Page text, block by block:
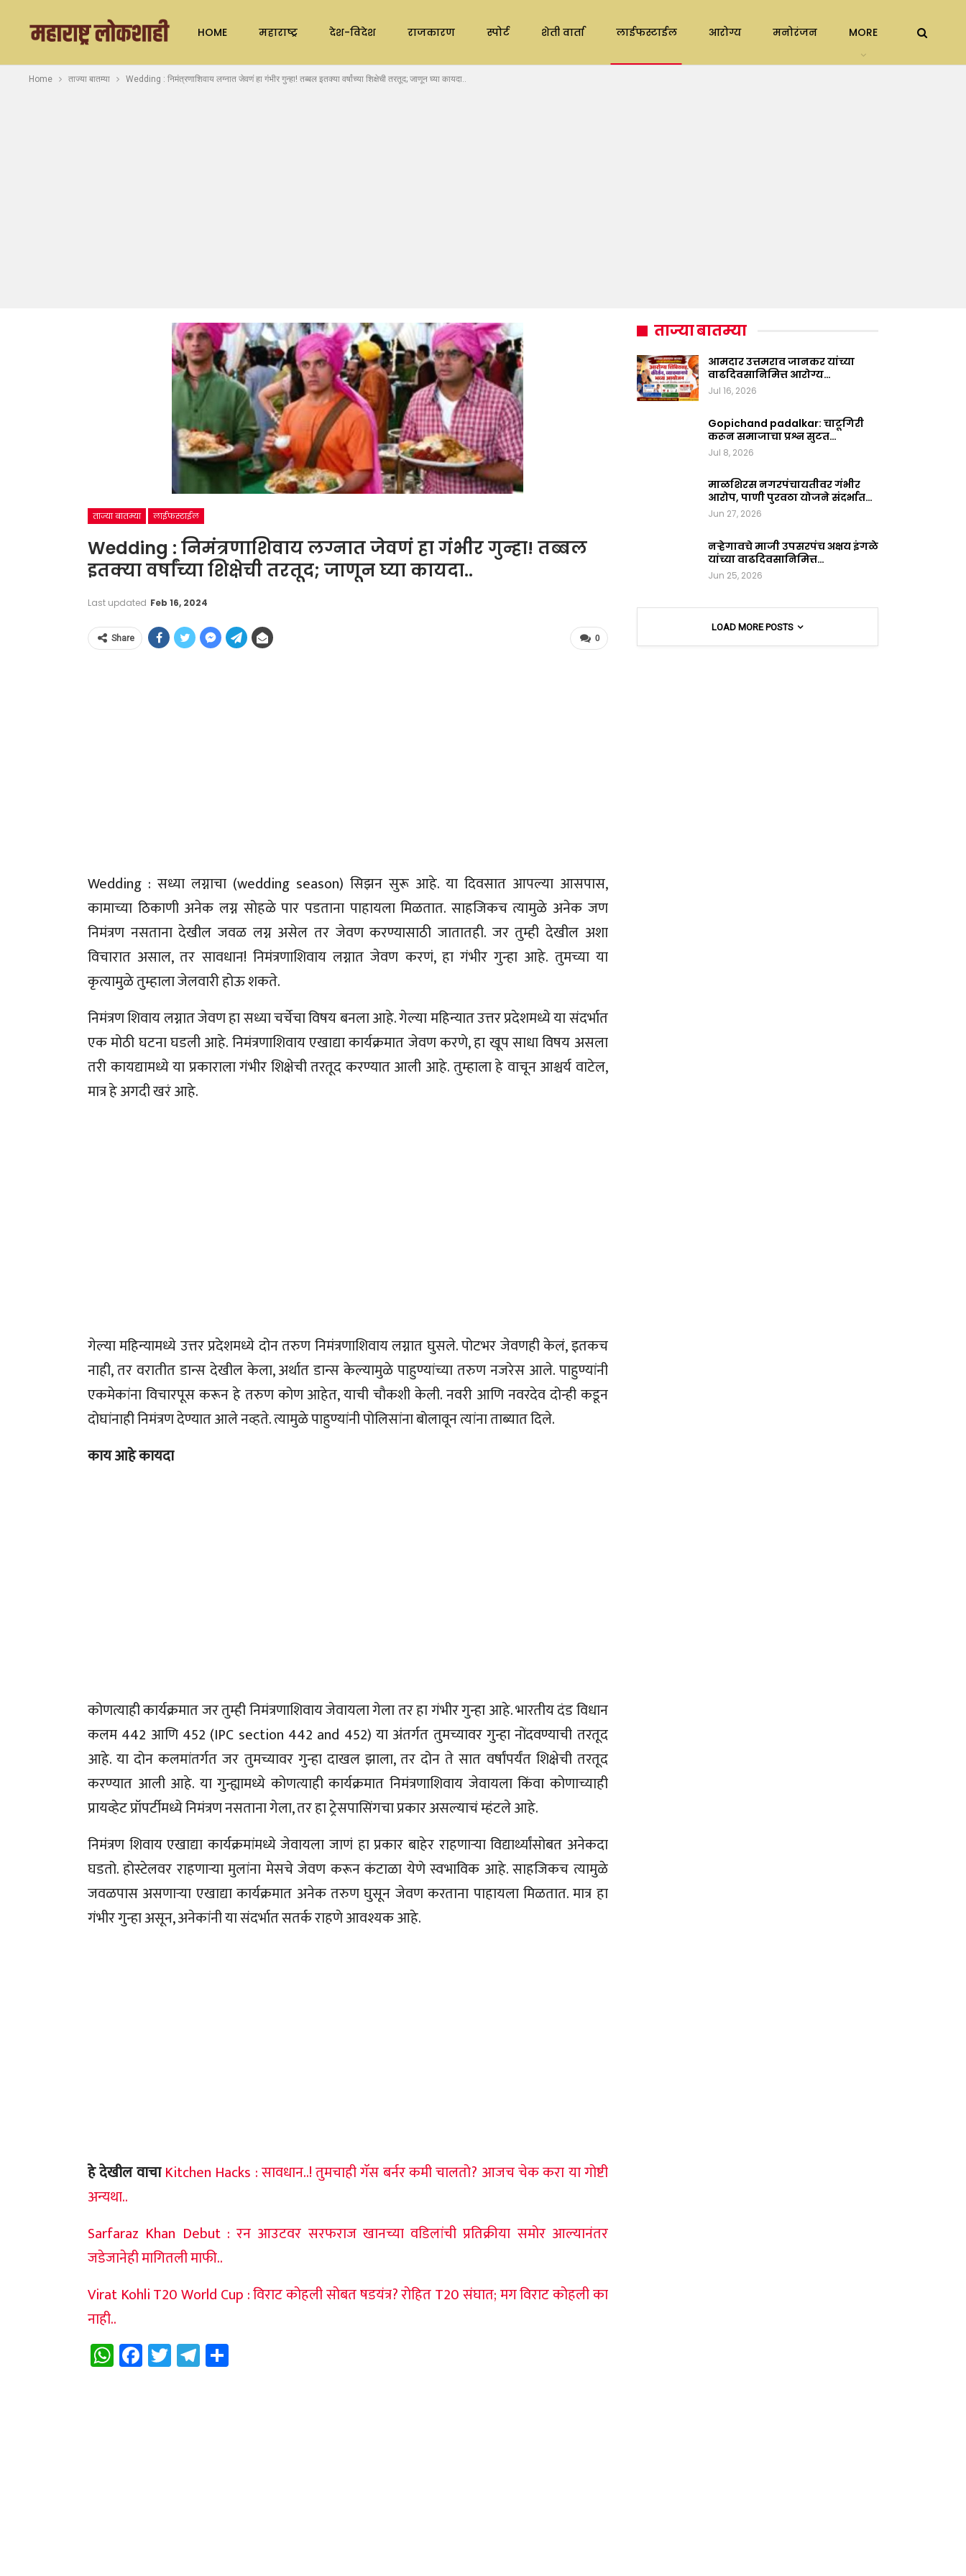
HOME महाराष्ट्र देश-विदेश राजकारण स्पोर्ट शेती वार्ता लाईफस्टाईल आरोग्य मनोरंजन MORE
Home ताज्या बातम्या Wedding : निमंत्रणाशिवाय लग्नात जेवणं हा गंभीर गुन्हा! तब्बल इतक्या वर्षांच्या शिक्षेची तरतूद; जाणून घ्या कायदा..
ताज्या बातम्या लाईफस्टाईल
Wedding : निमंत्रणाशिवाय लग्नात जेवणं हा गंभीर गुन्हा! तब्बल
इतक्या वर्षांच्या शिक्षेची तरतूद; जाणून घ्या कायदा..
Last updated Feb 16, 2024
0
Share
Wedding : सध्या लग्नाचा (wedding season) सिझन सुरू आहे. या दिवसात आपल्या आसपास,
कामाच्या ठिकाणी अनेक लग्न सोहळे पार पडताना पाहायला मिळतात. साहजिकच त्यामुळे अनेक जण
निमंत्रण नसताना देखील जवळ लग्न असेल तर जेवण करण्यासाठी जातातही. जर तुम्ही देखील अशा
विचारात असाल, तर सावधान! निमंत्रणाशिवाय लग्नात जेवण करणं, हा गंभीर गुन्हा आहे. तुमच्या या
कृत्यामुळे तुम्हाला जेलवारी होऊ शकते.
निमंत्रण शिवाय लग्नात जेवण हा सध्या चर्चेचा विषय बनला आहे. गेल्या महिन्यात उत्तर प्रदेशमध्ये या संदर्भात
एक मोठी घटना घडली आहे. निमंत्रणाशिवाय एखाद्या कार्यक्रमात जेवण करणे, हा खूप साधा विषय असला
तरी कायद्यामध्ये या प्रकाराला गंभीर शिक्षेची तरतूद करण्यात आली आहे. तुम्हाला हे वाचून आश्चर्य वाटेल,
मात्र हे अगदी खरं आहे.
गेल्या महिन्यामध्ये उत्तर प्रदेशमध्ये दोन तरुण निमंत्रणाशिवाय लग्नात घुसले. पोटभर जेवणही केलं, इतकच
नाही, तर वरातीत डान्स देखील केला, अर्थात डान्स केल्यामुळे पाहुण्यांच्या तरुण नजरेस आले. पाहुण्यांनी
एकमेकांना विचारपूस करून हे तरुण कोण आहेत, याची चौकशी केली. नवरी आणि नवरदेव दोन्ही कडून
दोघांनाही निमंत्रण देण्यात आले नव्हते. त्यामुळे पाहुण्यांनी पोलिसांना बोलावून त्यांना ताब्यात दिले.
काय आहे कायदा
कोणत्याही कार्यक्रमात जर तुम्ही निमंत्रणाशिवाय जेवायला गेला तर हा गंभीर गुन्हा आहे. भारतीय दंड विधान
कलम 442 आणि 452 (IPC section 442 and 452) या अंतर्गत तुमच्यावर गुन्हा नोंदवण्याची तरतूद
आहे. या दोन कलमांतर्गत जर तुमच्यावर गुन्हा दाखल झाला, तर दोन ते सात वर्षांपर्यंत शिक्षेची तरतूद
करण्यात आली आहे. या गुन्ह्यामध्ये कोणत्याही कार्यक्रमात निमंत्रणाशिवाय जेवायला किंवा कोणाच्याही
प्रायव्हेट प्रॉपर्टीमध्ये निमंत्रण नसताना गेला, तर हा ट्रेसपासिंगचा प्रकार असल्याचं म्हंटले आहे.
निमंत्रण शिवाय एखाद्या कार्यक्रमांमध्ये जेवायला जाणं हा प्रकार बाहेर राहणाऱ्या विद्यार्थ्यांसोबत अनेकदा
घडतो. होस्टेलवर राहणाऱ्या मुलांना मेसचे जेवण करून कंटाळा येणे स्वभाविक आहे. साहजिकच त्यामुळे
जवळपास असणाऱ्या एखाद्या कार्यक्रमात अनेक तरुण घुसून जेवण करताना पाहायला मिळतात. मात्र हा
गंभीर गुन्हा असून, अनेकांनी या संदर्भात सतर्क राहणे आवश्यक आहे.
हे देखील वाचा Kitchen Hacks : सावधान..! तुमचाही गॅस बर्नर कमी चालतो? आजच चेक करा या गोष्टी
अन्यथा..
Sarfaraz Khan Debut : रन आउटवर सरफराज खानच्या वडिलांची प्रतिक्रीया समोर आल्यानंतर
जडेजानेही मागितली माफी..
Virat Kohli T20 World Cup : विराट कोहली सोबत षडयंत्र? रोहित T20 संघात; मग विराट कोहली का
नाही..
WhatsApp
Facebook
TwitterTelegram
ताज्या बातम्या
आमदार उत्तमराव जानकर यांच्या
वाढदिवसानिमित्त आरोग्य…
Jul 16, 2026
Gopichand padalkar: चाटूगिरी
करून समाजाचा प्रश्न सुटत…
Jul 8, 2026
माळशिरस नगरपंचायतीवर गंभीर
आरोप, पाणी पुरवठा योजने संदर्भात…
Jun 27, 2026
नऱ्हेगावचे माजी उपसरपंच अक्षय इंगळे
यांच्या वाढदिवसानिमित्त…
Jun 25, 2026
LOAD MORE POSTS